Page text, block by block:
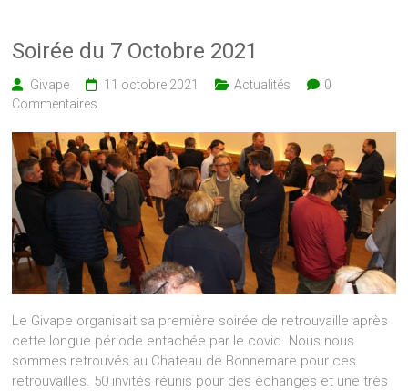
Soirée du 7 Octobre 2021
Givape 11 octobre 2021 Actualités
0
Commentaires
Le Givape organisait sa première soirée de retrouvaille après
cette longue période entachée par le covid. Nous nous
sommes retrouvés au Chateau de Bonnemare pour ces
retrouvailles. 50 invités réunis pour des échanges et une très